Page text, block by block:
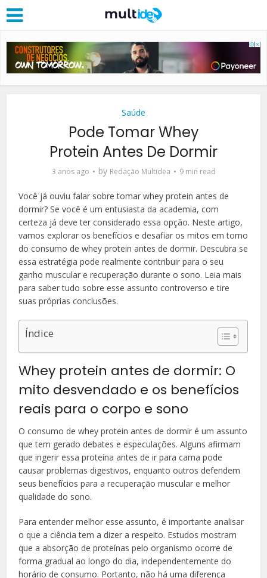
Saúde
Pode Tomar Whey
Protein Antes De Dormir
3 anos ago by Redação Multidea 9 min read
Você já ouviu falar sobre tomar whey protein antes de
dormir? Se você é um entusiasta da academia, com
certeza já deve ter considerado essa opção. Neste artigo,
vamos explorar os benefícios e desafiar os mitos em torno
do consumo de whey protein antes de dormir. Descubra se
essa estratégia pode realmente contribuir para o seu
ganho muscular e recuperação durante o sono. Leia mais
para saber tudo sobre esse assunto controverso e tire
suas próprias conclusões.
Índice
Whey protein antes de dormir: O
mito desvendado e os benefícios
reais para o corpo e sono
O consumo de whey protein antes de dormir é um assunto
que tem gerado debates e especulações. Alguns afirmam
que ingerir essa proteína antes de ir para cama pode
causar problemas digestivos, enquanto outros defendem
seus benefícios para a recuperação muscular e melhor
qualidade do sono.
Para entender melhor esse assunto, é importante analisar
o que a ciência tem a dizer a respeito. Estudos mostram
que a absorção de proteínas pelo organismo ocorre de
forma gradual ao longo do dia, independentemente do
horário de consumo. Portanto, não há uma diferença